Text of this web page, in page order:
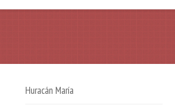
Huracán María